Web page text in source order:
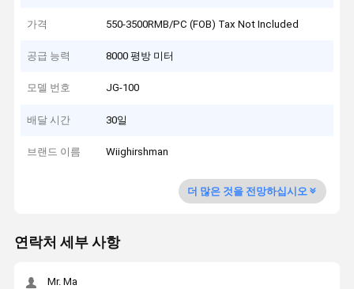
가격 550-3500RMB/PC (FOB) Tax Not Included
공급 능력 8000 평방 미터
모델 번호 JG-100
배달 시간 30일
브랜드 이름 Wiighirshman
더 많은 것을 전망하십시오
연락처 세부 사항
Mr. Ma